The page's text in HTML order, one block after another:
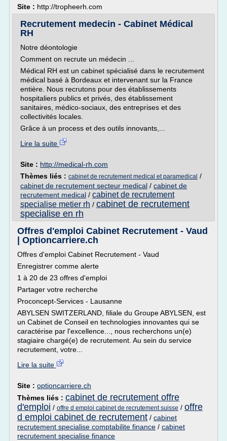
Site : http://tropheerh.com
Recrutement medecin - Cabinet Médical
RH
Notre déontologie
Comment on recrute un médecin ...
Médical RH est un cabinet spécialisé dans le recrutement
médical basé à Bordeaux et intervenant sur la France
entière. Nous recrutons pour des établissements
hospitaliers publics et privés, des établissement
sanitaires, médico-sociaux, des entreprises et des
collectivités locales.
Grâce à un process et des outils innovants,...
Lire la suite
Site : http://medical-rh.com
Thèmes liés : cabinet de recrutement medical et paramedical /
cabinet de recrutement secteur medical / cabinet de
recrutement medical / cabinet de recrutement
specialise metier rh / cabinet de recrutement
specialise en rh
Offres d'emploi Cabinet Recrutement - Vaud
| Optioncarriere.ch
Offres d'emploi Cabinet Recrutement - Vaud
Enregistrer comme alerte
1 à 20 de 23 offres d'emploi
Partager votre recherche
Proconcept-Services - Lausanne
ABYLSEN SWITZERLAND, filiale du Groupe ABYLSEN, est
un Cabinet de Conseil en technologies innovantes qui se
caractérise par l'excellence..., nous recherchons un(e)
stagiaire chargé(e) de recrutement. Au sein du service
recrutement, votre...
Lire la suite
Site : optioncarriere.ch
Thèmes liés : cabinet de recrutement offre
d'emploi / offre d emploi cabinet de recrutement suisse / offre
d emploi cabinet de recrutement / cabinet
recrutement specialise comptabilite finance / cabinet
recrutement specialise finance